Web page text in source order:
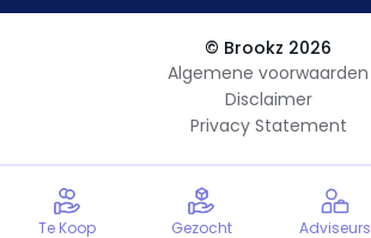
Te Koop Gezocht Adviseurs
© Brookz 2026
Algemene voorwaarden
Disclaimer
Privacy Statement